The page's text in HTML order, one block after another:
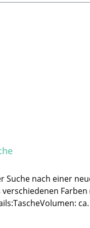
Suche nach einer